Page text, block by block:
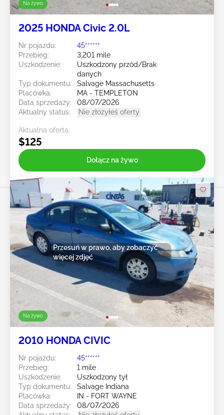
Na żywo
2025 HONDA Civic 2.0L
Nr pojazdu:
45******
Przebieg:
3,201 mile
Uszkodzenie:
Uszkodzony przód/Brak
danych
Typ dokumentu:
Salvage Massachusetts
Placówka:
MA - TEMPLETON
Data sprzedaży:
08/07/2026
Aktualny status:
Nie złożyłeś oferty
Aktualna oferta:
$125
Dołącz na żywo
Na żywo
Przesuń w prawo, aby zobaczyć
więcej zdjęć
2010 HONDA CIVIC
Nr pojazdu:
45******
Przebieg:
1 mile
Uszkodzenie:
Uszkodzony tył
Typ dokumentu:
Salvage Indiana
Placówka:
IN - FORT WAYNE
Data sprzedaży:
08/07/2026